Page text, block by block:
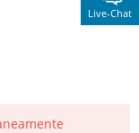
Live-Chat